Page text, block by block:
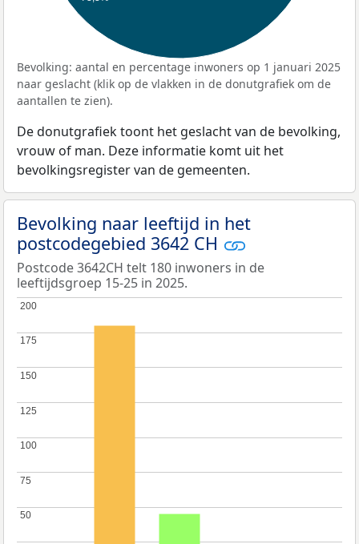
Bevolking: aantal en percentage inwoners op 1 januari 2025
naar geslacht (klik op de vlakken in de donutgrafiek om de
aantallen te zien).
De donutgrafiek toont het geslacht van de bevolking,
vrouw of man. Deze informatie komt uit het
bevolkingsregister van de gemeenten.
Bevolking naar leeftijd in het
postcodegebied 3642 CH
Postcode 3642CH telt 180 inwoners in de
leeftijdsgroep 15-25 in 2025.
50
50
75
75
100
100
125
125
150
150
175
175
200
200